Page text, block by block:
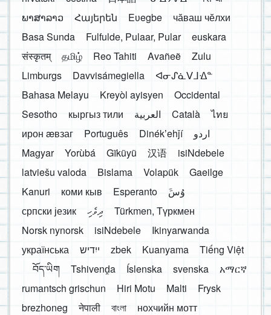
ພາສາລາວ
Հայերեն Eʋegbe
чӑваш чӗлхи
Basa Sunda
Fulfulde, Pulaar, Pular
euskara
संस्कृतम्
தமிழ் Reo Tahiti Avañeẽ
Zulu
Limburgs
Davvisámegiella
ᐊᓂᔑᓈᐯᒧᐎᓐ
Bahasa Melayu
Kreyòl ayisyen
Occidental
Sesotho
кыргыз тили العربية Català
ไทย
ирон æвзаг
Português Dinékʼehǰí
اردو
Magyar
Yorùbá Gĩkũyũ 汉语
isiNdebele
latviešu valoda
Bislama Volapük
Gaeilge
Kanuri
коми кыв Esperanto
َوُسَ
српски језик
ދިވެހި
Türkmen, Түркмен
Norsk nynorsk
isiNdebele
Ikinyarwanda
українська
ייִדיש zbek Kuanyama
Tiếng Việt
བོད་ཡིག
Tshivenḓa Íslenska svenska
አማርኛ
rumantsch grischun
Hiri Motu Malti
Frysk
brezhoneg
नेपाली বাংলা
нохчийн мотт